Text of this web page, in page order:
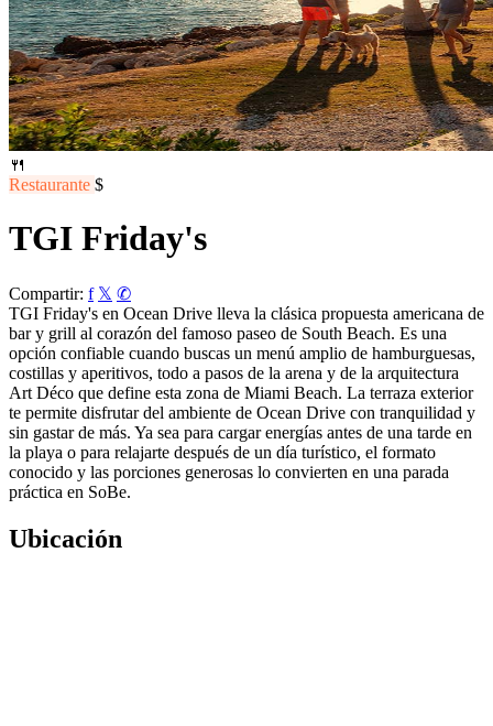
🍴
Restaurante $
TGI Friday's
Compartir: f 𝕏 ✆
TGI Friday's en Ocean Drive lleva la clásica propuesta americana de
bar y grill al corazón del famoso paseo de South Beach. Es una
opción confiable cuando buscas un menú amplio de hamburguesas,
costillas y aperitivos, todo a pasos de la arena y de la arquitectura
Art Déco que define esta zona de Miami Beach. La terraza exterior
te permite disfrutar del ambiente de Ocean Drive con tranquilidad y
sin gastar de más. Ya sea para cargar energías antes de una tarde en
la playa o para relajarte después de un día turístico, el formato
conocido y las porciones generosas lo convierten en una parada
práctica en SoBe.
Ubicación